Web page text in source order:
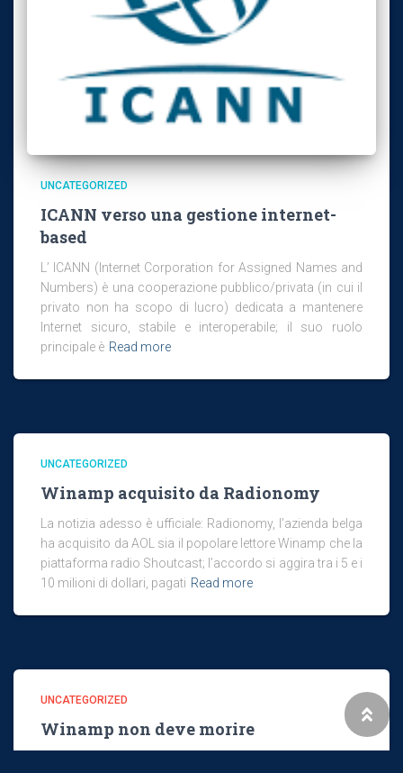
UNCATEGORIZED
ICANN verso una gestione internet-
based
L’ ICANN (Internet Corporation for Assigned Names and
Numbers) è una cooperazione pubblico/privata (in cui il
privato non ha scopo di lucro) dedicata a mantenere
Internet sicuro, stabile e interoperabile; il suo ruolo
principale è Read more
UNCATEGORIZED
Winamp acquisito da Radionomy
La notizia adesso è ufficiale: Radionomy, l’azienda belga
ha acquisito da AOL sia il popolare lettore Winamp che la
piattaforma radio Shoutcast; l’accordo si aggira tra i 5 e i
10 milioni di dollari, pagati Read more
UNCATEGORIZED
Winamp non deve morire